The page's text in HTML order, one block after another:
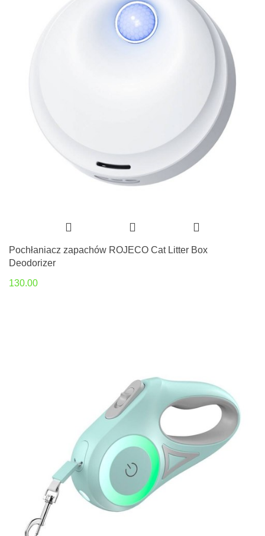
Pochłaniacz zapachów ROJECO Cat Litter Box
Deodorizer
130.00